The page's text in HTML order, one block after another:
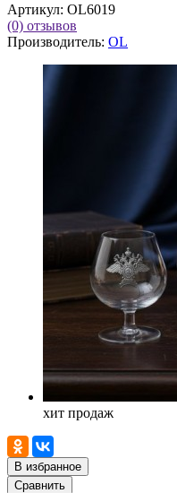
Артикул: OL6019
(0) отзывов
Производитель: OL
хит продаж
В избранное
Сравнить